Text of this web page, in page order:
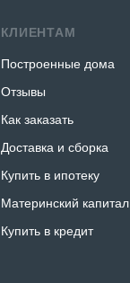
КЛИЕНТАМ
Построенные дома
Отзывы
Как заказать
Доставка и сборка
Купить в ипотеку
Материнский капитал
Купить в кредит